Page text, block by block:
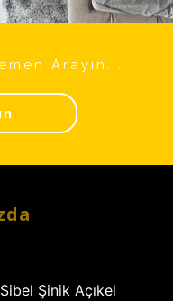
Arayın...
Şinik Açıkel